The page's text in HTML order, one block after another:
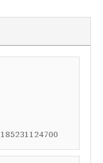
185231124700